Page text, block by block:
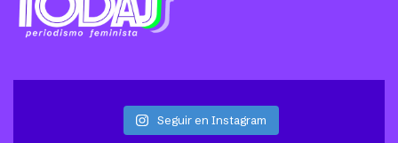
Seguir en Instagram